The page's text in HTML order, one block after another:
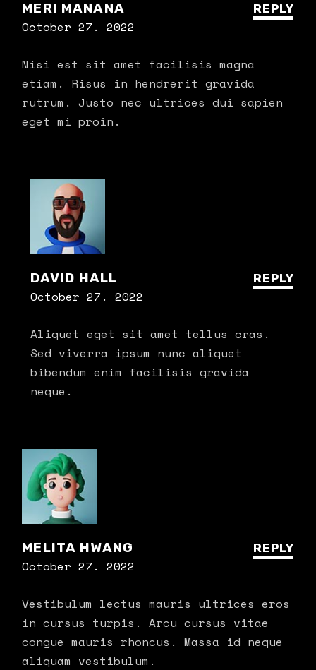
MERI MANANA
October 27. 2022
REPLY
Nisi est sit amet facilisis magna
etiam. Risus in hendrerit gravida
rutrum. Justo nec ultrices dui sapien
eget mi proin.
DAVID HALL
October 27. 2022
REPLY
Aliquet eget sit amet tellus cras.
Sed viverra ipsum nunc aliquet
bibendum enim facilisis gravida
neque.
MELITA HWANG
October 27. 2022
REPLY
Vestibulum lectus mauris ultrices eros
in cursus turpis. Arcu cursus vitae
congue mauris rhoncus. Massa id neque
aliquam vestibulum.